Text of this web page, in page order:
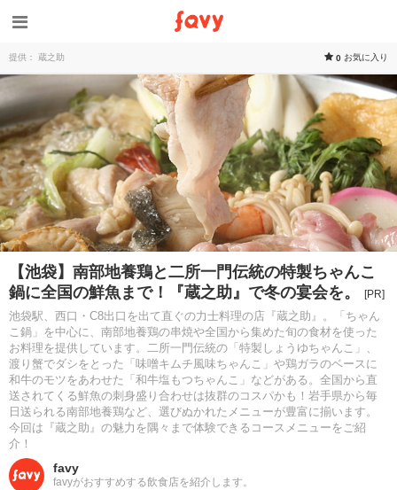
提供： 蔵之助 0 お気に入り
【池袋】南部地養鶏と二所一門伝統の特製ちゃんこ
鍋に全国の鮮魚まで！『蔵之助』で冬の宴会を。
[PR]
池袋駅、西口・C8出口を出て直ぐの力士料理の店『蔵之助』。「ちゃん
こ鍋」を中心に、南部地養鶏の串焼や全国から集めた旬の食材を使った
お料理を提供しています。二所一門伝統の「特製しょうゆちゃんこ」、
渡り蟹でダシをとった「味噌キムチ風味ちゃんこ」や鶏ガラのベースに
和牛のモツをあわせた「和牛塩もつちゃんこ」などがある。全国から直
送されてくる鮮魚の刺身盛り合わせは抜群のコスパかも！岩手県から毎
日送られる南部地養鶏など、選びぬかれたメニューが豊富に揃います。
今回は『蔵之助』の魅力を隅々まで体験できるコースメニューをご紹
介！
favy
favyがおすすめする飲食店を紹介します。